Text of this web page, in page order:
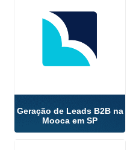
Geração de Leads B2B na
Mooca em SP